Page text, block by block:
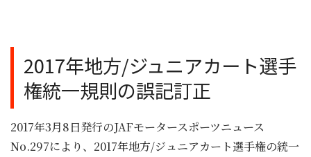
2017年地方/ジュニアカート選手
権統一規則の誤記訂正
2017年3月8日発行のJAFモータースポーツニュース
No.297により、2017年地方/ジュニアカート選手権の統一